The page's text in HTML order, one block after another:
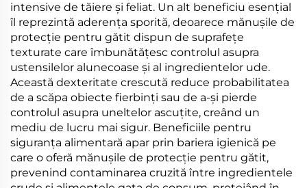
intensive de tăiere și feliat. Un alt beneficiu esențial
îl reprezintă aderența sporită, deoarece mănușile de
protecție pentru gătit dispun de suprafețe
texturate care îmbunătățesc controlul asupra
ustensilelor alunecoase și al ingredientelor ude.
Această dexteritate crescută reduce probabilitatea
de a scăpa obiecte fierbinți sau de a-și pierde
controlul asupra uneltelor ascuțite, creând un
mediu de lucru mai sigur. Beneficiile pentru
siguranța alimentară apar prin bariera igienică pe
care o oferă mănușile de protecție pentru gătit,
prevenind contaminarea cruzită între ingredientele